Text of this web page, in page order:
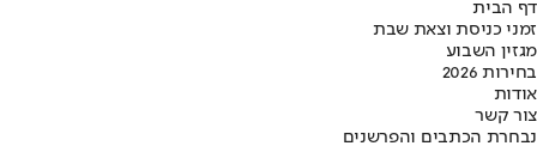
דף הבית
זמני כניסת וצאת שבת
מגזין השבוע
בחירות 2026
אודות
צור קשר
נבחרת הכתבים והפרשנים